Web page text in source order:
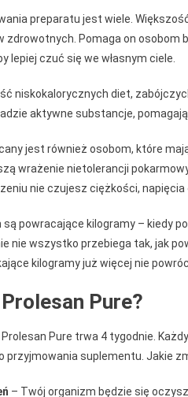
preparatu jest wiele.
zdrowotnych. Pomaga on osobom
lepiej czuć się we własnym ciele.
niskokalorycznych diet,
aktywne substancje,
jest również osobom, które
wrażenie nietolerancji
nie czujesz ciężkości,
są powracające kilogramy – kiedy
nie wszystko przebiega tak, jak
kilogramy już więcej nie
Pure?
Pure trwa 4 tygodnie.
przyjmowania suplementu. Jakie
– Twój organizm będzie się